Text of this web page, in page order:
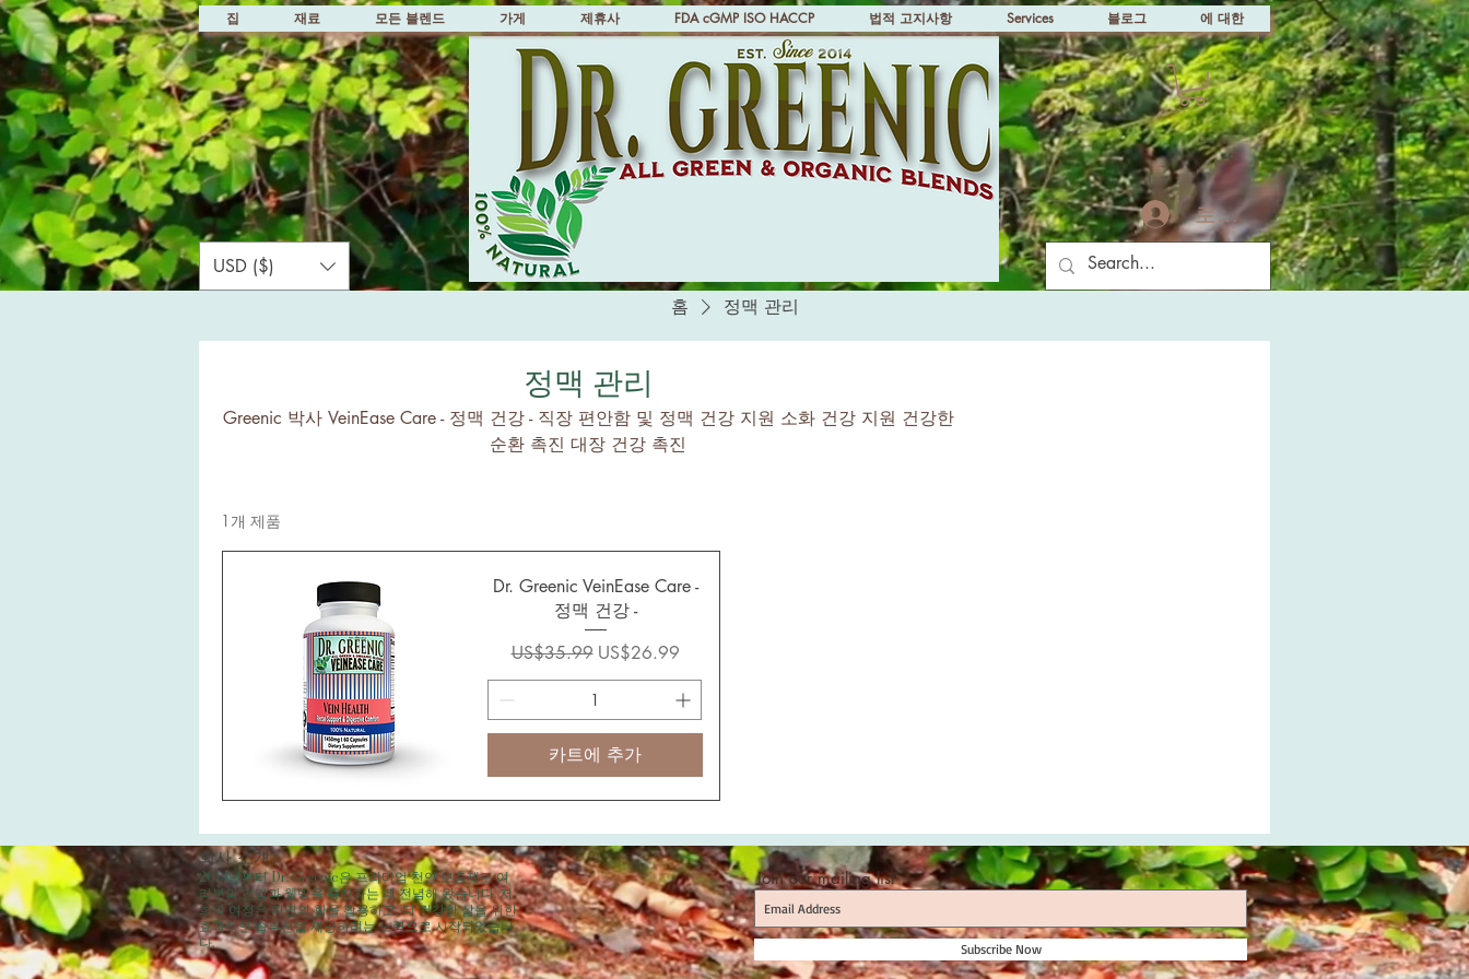
집 재료 모든 블렌드 가게 제휴사 FDA cGMP ISO HACCP 법적 고지사항 Services 블로그 에 대한
USD ($)
로그인
홈 정맥 관리
정맥 관리
Greenic 박사 VeinEase Care - 정맥 건강 - 직장 편안함 및 정맥 건강 지원 소화 건강 지원 건강한
순환 촉진 대장 건강 촉진
1개 제품
Dr. Greenic VeinEase Care -
정맥 건강 -
일반가
US$35.99 할인가
US$26.99
카트에 추가
회사 소개
2014년부터 Dr. Greenic은 프리미엄 천연 보충제로 여
러분의 건강과 웰빙을 증진하는 데 전념해 왔습니다. 저
희의 여정은 자연의 힘을 활용하고, 더 건강한 삶을 위한
효과적인 솔루션을 제공하려는 노력으로 시작되었습니
다.
Join our mailing list
Subscribe Now